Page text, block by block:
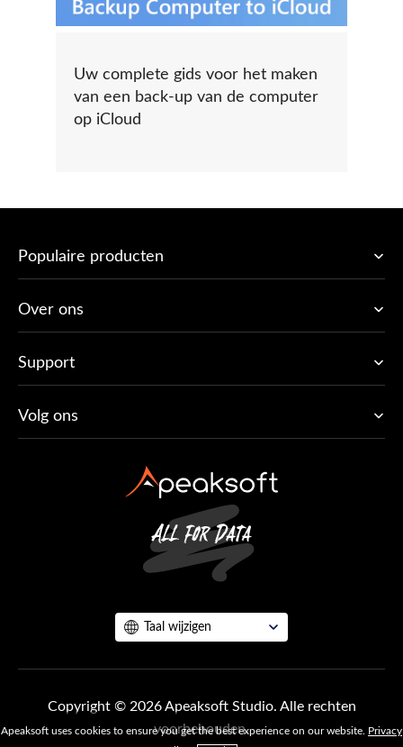
Uw complete gids voor het maken
van een back-up van de computer
op iCloud
Populaire producten
Over ons
Support
Volg ons
Taal wijzigen
Copyright © 2026 Apeaksoft Studio. Alle rechten
voorbehouden.
Apeaksoft uses cookies to ensure you get the best experience on our website. Privacy